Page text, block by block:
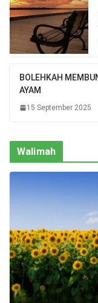
BOLEHKAH
AYAM
15 September 2025
Walimah